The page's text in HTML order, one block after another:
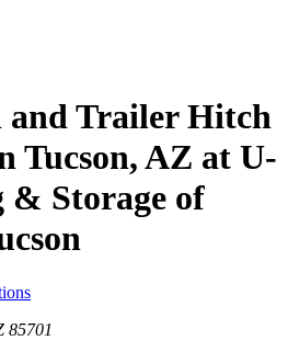
Trailer Hitch
Tucson, AZ at U-
Storage of
85701